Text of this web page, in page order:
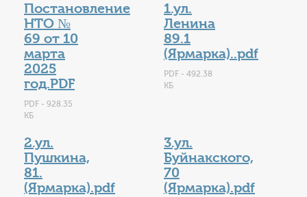
Постановление
НТО №
69 от 10
марта
2025
год.PDF
PDF - 928.35
КБ
1.ул.
Ленина
89.1
(Ярмарка)..pdf
PDF - 492.38
КБ
2.ул.
Пушкина,
81.
(Ярмарка).pdf
3.ул.
Буйнакского,
70
(Ярмарка).pdf